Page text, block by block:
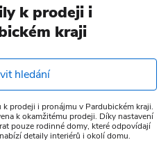
k prodeji i
kraji
hledání
prodeji i pronájmu v Pardubickém kraji.
k okamžitému prodeji. Díky nastavení
pouze rodinné domy, které odpovídají
detaily interiérů i okolí domu.